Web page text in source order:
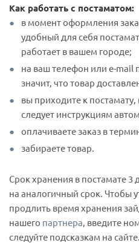
Как работать с постаматом:
в момент оформления
удобный для себя
работает в вашем городе;
на ваш телефон или e-mail
значит, что товар
вы приходите к
следует инструкциям
оплачиваете заказ в
забираете товар.
Срок хранения в постамате
на аналогичный срок. Чтобы
продлить время хранения
нашего партнера, введите
следуйте подсказкам на сайте.